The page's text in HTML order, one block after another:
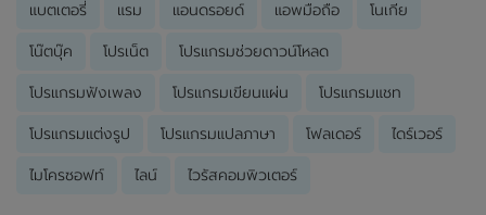
แบตเตอรี่ แรม แอนดรอยด์ แอพมือถือ โนเกีย
โน๊ตบุ๊ค โปรเน็ต โปรแกรมช่วยดาวน์โหลด
โปรแกรมฟังเพลง โปรแกรมเขียนแผ่น โปรแกรมแชท
โปรแกรมแต่งรูป โปรแกรมแปลภาษา โฟลเดอร์ ไดร์เวอร์
ไมโครซอฟท์ ไลน์ ไวรัสคอมพิวเตอร์